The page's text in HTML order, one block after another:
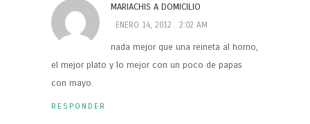
MARIACHIS A DOMICILIO
ENERO 14, 2012 2:02 AM
nada mejor que una reineta al horno,
el mejor plato y lo mejor con un poco de papas
con mayo.
RESPONDER